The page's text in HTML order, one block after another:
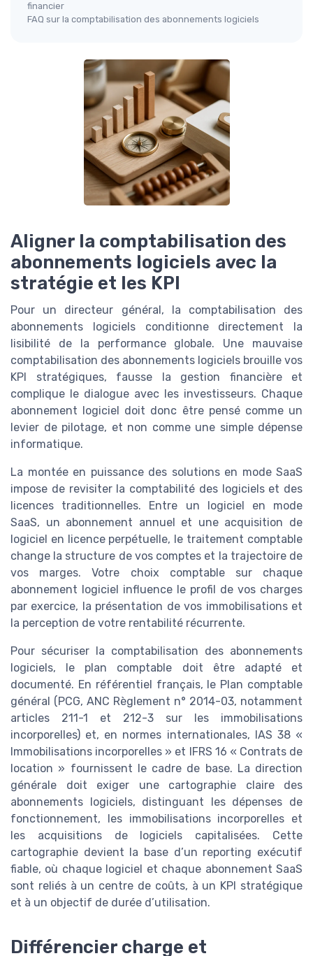
financier
FAQ sur la comptabilisation des abonnements logiciels
Aligner la comptabilisation des
abonnements logiciels avec la
stratégie et les KPI
Pour un directeur général, la comptabilisation des
abonnements logiciels conditionne directement la
lisibilité de la performance globale. Une mauvaise
comptabilisation des abonnements logiciels brouille vos
KPI stratégiques, fausse la gestion financière et
complique le dialogue avec les investisseurs. Chaque
abonnement logiciel doit donc être pensé comme un
levier de pilotage, et non comme une simple dépense
informatique.
La montée en puissance des solutions en mode SaaS
impose de revisiter la comptabilité des logiciels et des
licences traditionnelles. Entre un logiciel en mode
SaaS, un abonnement annuel et une acquisition de
logiciel en licence perpétuelle, le traitement comptable
change la structure de vos comptes et la trajectoire de
vos marges. Votre choix comptable sur chaque
abonnement logiciel influence le profil de vos charges
par exercice, la présentation de vos immobilisations et
la perception de votre rentabilité récurrente.
Pour sécuriser la comptabilisation des abonnements
logiciels, le plan comptable doit être adapté et
documenté. En référentiel français, le Plan comptable
général (PCG, ANC Règlement n° 2014-03, notamment
articles 211-1 et 212-3 sur les immobilisations
incorporelles) et, en normes internationales, IAS 38 «
Immobilisations incorporelles » et IFRS 16 « Contrats de
location » fournissent le cadre de base. La direction
générale doit exiger une cartographie claire des
abonnements logiciels, distinguant les dépenses de
fonctionnement, les immobilisations incorporelles et
les acquisitions de logiciels capitalisées. Cette
cartographie devient la base d’un reporting exécutif
fiable, où chaque logiciel et chaque abonnement SaaS
sont reliés à un centre de coûts, à un KPI stratégique
et à un objectif de durée d’utilisation.
Différencier charge et